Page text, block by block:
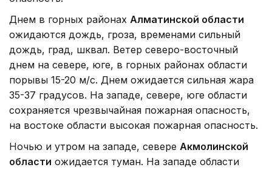
Днем в горных районах Алматинской области
ожидаются дождь, гроза, временами сильный
дождь, град, шквал. Ветер северо-восточный
днем на севере, юге, в горных районах области
порывы 15-20 м/с. Днем ожидается сильная жара
35-37 градусов. На западе, севере, юге области
сохраняется чрезвычайная пожарная опасность,
на востоке области высокая пожарная опасность.
Ночью и утром на западе, севере Акмолинской
области ожидается туман. На западе области